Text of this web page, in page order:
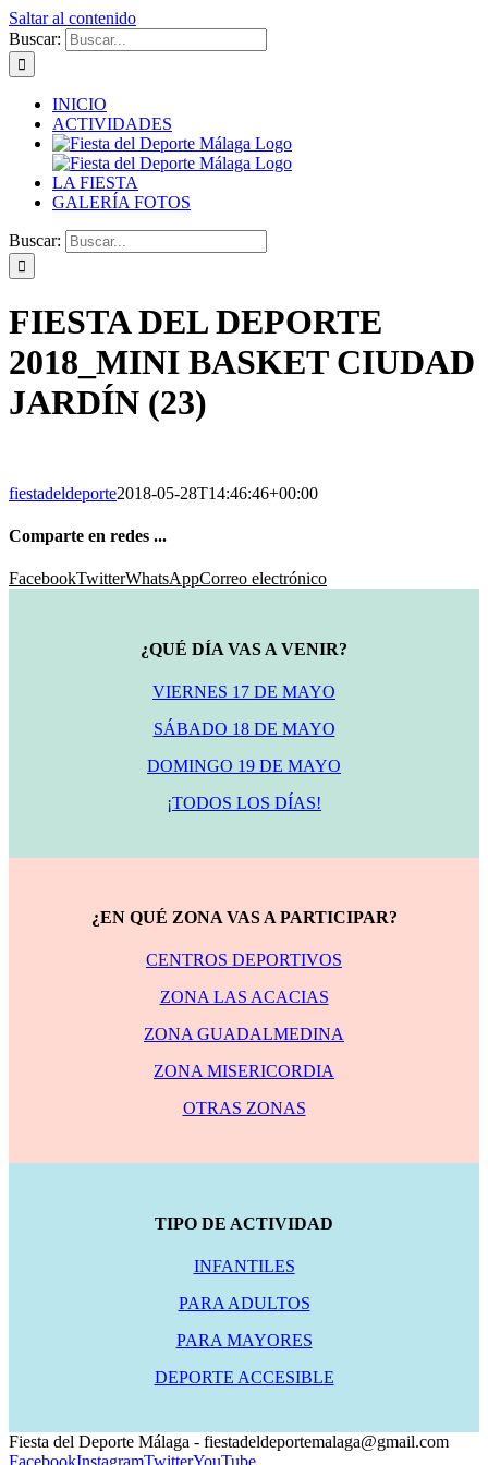
Saltar al contenido
Buscar:
INICIO
ACTIVIDADES
LA FIESTA
GALERÍA FOTOS
Buscar:
FIESTA DEL DEPORTE
2018_MINI BASKET CIUDAD
JARDÍN (23)
fiestadeldeporte2018-05-28T14:46:46+00:00
Comparte en redes ...
FacebookTwitterWhatsAppCorreo electrónico
¿QUÉ DÍA VAS A VENIR?
VIERNES 17 DE MAYO
SÁBADO 18 DE MAYO
DOMINGO 19 DE MAYO
¡TODOS LOS DÍAS!
¿EN QUÉ ZONA VAS A PARTICIPAR?
CENTROS DEPORTIVOS
ZONA LAS ACACIAS
ZONA GUADALMEDINA
ZONA MISERICORDIA
OTRAS ZONAS
TIPO DE ACTIVIDAD
INFANTILES
PARA ADULTOS
PARA MAYORES
DEPORTE ACCESIBLE
Fiesta del Deporte Málaga - fiestadeldeportemalaga@gmail.com
FacebookInstagramTwitterYouTube